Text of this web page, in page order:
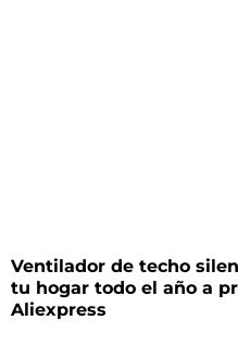
Ventilador de techo
tu hogar todo el año a
Aliexpress